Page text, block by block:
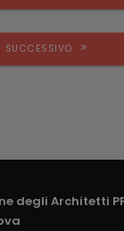
SUCCESSIVO
degli Architetti